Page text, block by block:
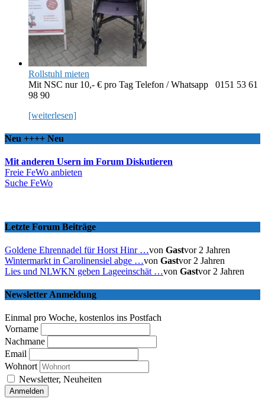
Rollstuhl mieten
Mit NSC nur 10,- € pro Tag Telefon / Whatsapp 0151 53 61
98 90
[weiterlesen]
Neu ++++ Neu
Mit anderen Usern im Forum Diskutieren
Freie FeWo anbieten
Suche FeWo
Letzte Forum Beiträge
Goldene Ehrennadel für Horst Hinr …von Gastvor 2 Jahren
Wintermarkt in Carolinensiel abge …von Gastvor 2 Jahren
Lies und NLWKN geben Lageeinschät …von Gastvor 2 Jahren
Newsletter Anmeldung
Einmal pro Woche, kostenlos ins Postfach
Vorname
Nachmane
Email
Wohnort
Newsletter, Neuheiten